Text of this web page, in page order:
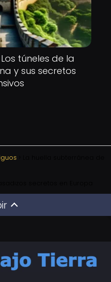
túneles de la
y sus secretos